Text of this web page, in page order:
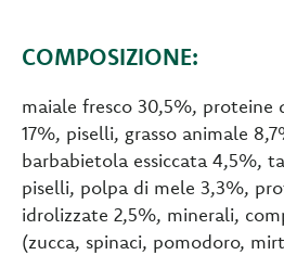
COMPOSIZIONE:
maiale fresco 30,5%, proteine
17%, piselli, grasso animale
barbabietola essiccata 4,5%,
piselli, polpa di mele 3,3%,
idrolizzate 2,5%, minerali,
(zucca, spinaci, pomodoro,